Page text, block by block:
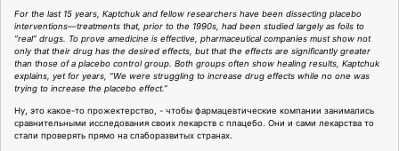
For the last 15 years, Kaptchuk and fellow researchers have been dissecting placebo
interventions—treatments that, prior to the 1990s, had been studied largely as foils to
“real” drugs. To prove amedicine is effective, pharmaceutical companies must show not
only that their drug has the desired effects, but that the effects are significantly greater
than those of a placebo control group. Both groups often show healing results, Kaptchuk
explains, yet for years, “We were struggling to increase drug effects while no one was
trying to increase the placebo effect.”
Ну, это какое-то прожектерство, - чтобы фармацевтические компании занимались
сравнительными исследования своих лекарств с плацебо. Они и сами лекарства то
стали проверять прямо на слаборазвитых странах.